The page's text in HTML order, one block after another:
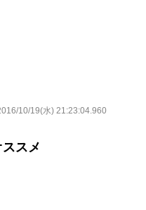
10/19(水) 21:23:04.960
スメ